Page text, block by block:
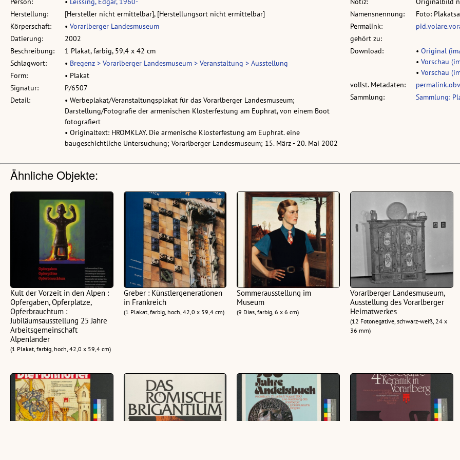
Herstellung:
[Hersteller nicht ermittelbar], [Herstellungsort nicht ermittelbar]
Körperschaft:
• Vorarlberger Landesmuseum
Datierung:
2002
Beschreibung:
1 Plakat, farbig, 59,4 x 42 cm
Schlagwort:
• Bregenz > Vorarlberger Landesmuseum > Veranstaltung > Ausstellung
Form:
• Plakat
Signatur:
P/6507
Detail:
• Werbeplakat/Veranstaltungsplakat für das Vorarlberger Landesmuseum;
Darstellung/Fotografie der armenischen Klosterfestung am Euphrat, von einem Boot
fotografiert
• Originaltext: HROMKLAY. Die armenische Klosterfestung am Euphrat. eine
baugeschichtliche Untersuchung; Vorarlberger Landesmuseum; 15. März - 20. Mai 2002
Namensnennung:
Foto:
Permalink:
gehört zu:
Download:
• Original
• Vorschau
• Vorschau
vollst. Metadaten:
Sammlung:
Sammlung:
Ähnliche Objekte:
Kult der Vorzeit in den Alpen :
Opfergaben, Opferplätze,
Opferbrauchtum :
Jubiläumsausstellung 25 Jahre
Arbeitsgemeinschaft
Alpenländer
(1 Plakat, farbig, hoch, 42,0 x 59,4 cm)
Greber : Künstlergenerationen
in Frankreich
(1 Plakat, farbig, hoch, 42,0 x 59,4 cm)
Sommerausstellung im
Museum
(9 Dias, farbig, 6 x 6 cm)
Vorarlberger Landesmuseum,
Ausstellung des Vorarlberger
Heimatwerkes
(12 Fotonegative, schwarz-weiß, 24 x
36 mm)